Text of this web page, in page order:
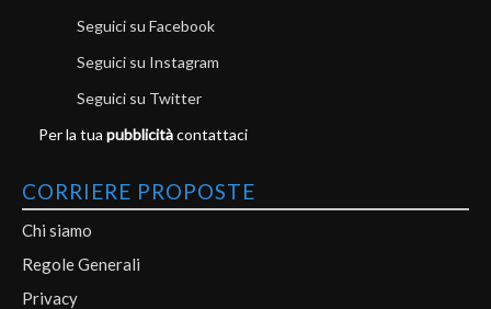
Seguici su Facebook
Seguici su Instagram
Seguici su Twitter
Per la tua pubblicitàcontattaci
CORRIERE PROPOSTE
Chi siamo
Regole Generali
Privacy